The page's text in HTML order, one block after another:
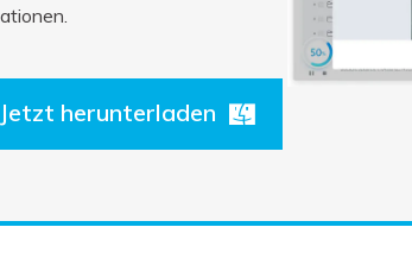
Jetzt herunterladen